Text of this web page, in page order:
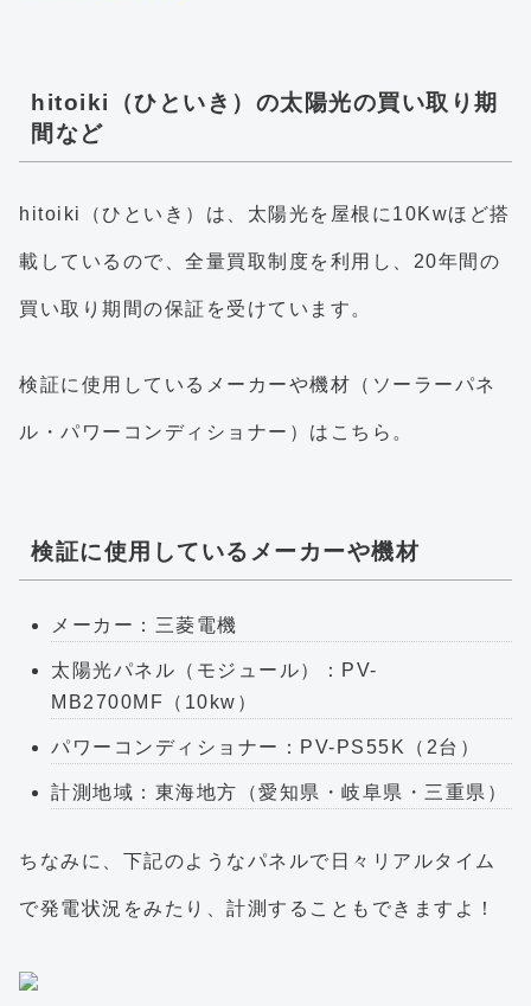
hitoiki（ひといき）の太陽光の買い取り期
間など
hitoiki（ひといき）は、太陽光を屋根に10Kwほど搭
載しているので、全量買取制度を利用し、20年間の
買い取り期間の保証を受けています。
検証に使用しているメーカーや機材（ソーラーパネ
ル・パワーコンディショナー）はこちら。
検証に使用しているメーカーや機材
メーカー：三菱電機
太陽光パネル（モジュール）：PV-
MB2700MF（10kw）
パワーコンディショナー：PV-PS55K（2台）
計測地域：東海地方（愛知県・岐阜県・三重県）
ちなみに、下記のようなパネルで日々リアルタイム
で発電状況をみたり、計測することもできますよ！